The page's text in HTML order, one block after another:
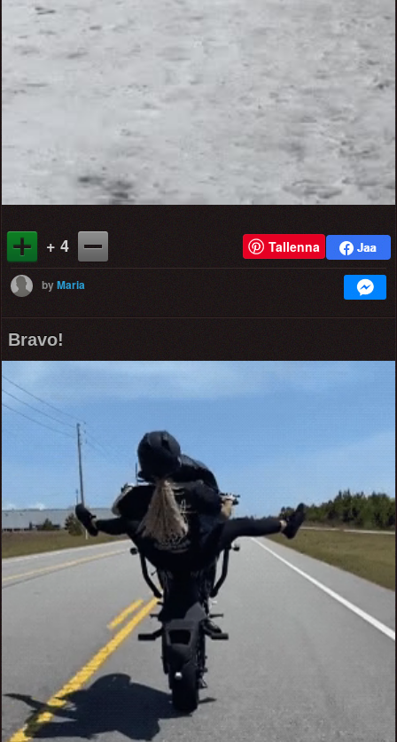
+ 4 Tallenna
byMaria
Bravo!